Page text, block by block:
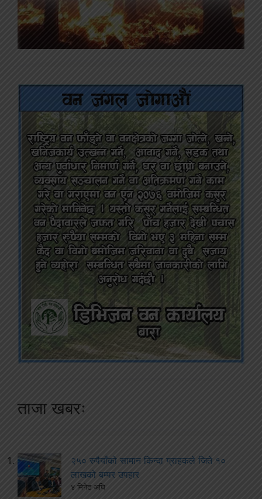
ताजा खबरः
२५० रुपैयाँको सामान किन्दा ग्राहकले जिते १०
लाखको बम्पर उपहार
४ मिनेट अघि